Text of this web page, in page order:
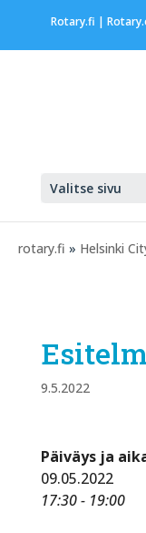
Rotary.fi |
Valitse sivu
rotary.fi » Helsinki
9.5.2022
Päiväys ja
09.05.2022
17:30 - 19:00